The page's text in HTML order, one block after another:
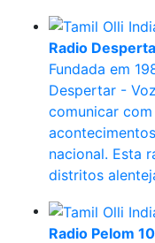
Radio
Fundada em
Despertar -
comunicar
nacional. Esta
distritos
Radio Pelom